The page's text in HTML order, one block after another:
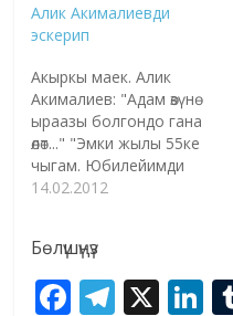
чыгарма жазбай башка
иштер менен алектенип
кетти. Бирок жалгыз
гана Алик Акималиев
тээ союз учурундагы
акын, жазуучулардай
эле эч жерде иштебей
чыгармачылыктын
артынан түшүп,
жазып жүрдү.…
Алик Акималиевди
эскерип
Акыркы маек. Алик
Акималиев: "Адам өзүнө
ыраазы болгондо гана
өлөт..." "Эмки жылы 55ке
чыгам. Юбилейимди
мамлекеттик деңгээлде
жаманбы..." деди эле
бул баарлашуунун
алдында. Чай үстүндө
14.02.2012
Бөлүшүңүз
F T X Li